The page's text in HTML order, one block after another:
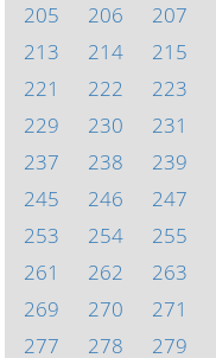
205
206 207
213
214 215
221
222 223
229
230 231
237
238 239
245
246 247
253
254 255
261
262 263
269
270 271
277
278 279